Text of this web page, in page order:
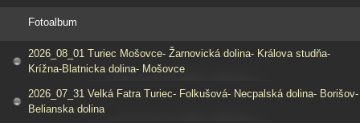
Fotoalbum
2026_08_01 Turiec Mošovce- Žarnovická dolina- Králova studňa-
Krížna-Blatnicka dolina- Mošovce
2026_07_31 Velká Fatra Turiec- Folkušová- Necpalská dolina- Borišov-
Belianska dolina